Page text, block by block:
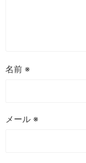
名前 ※
メール ※